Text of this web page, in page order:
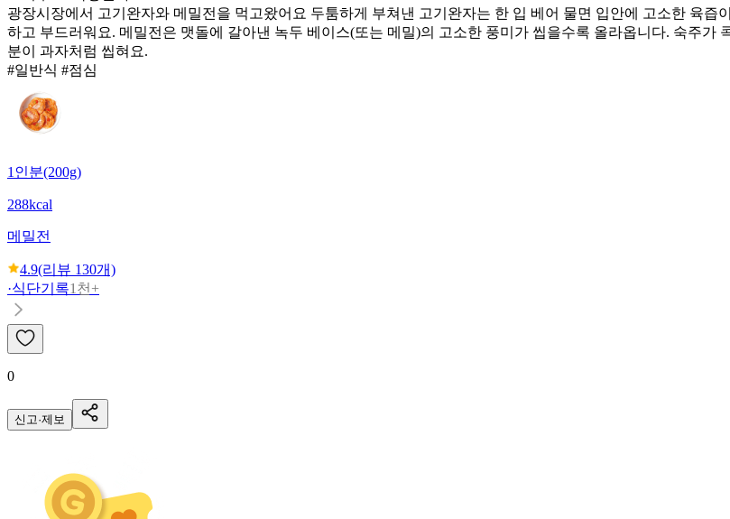
광장시장에서 고기완자와 메밀전을 먹고왔어요 두툼하게 부쳐낸 고기완자는 한 입 베어 물면 입안에 고소한 육
하고 부드러워요. 메밀전은 맷돌에 갈아낸 녹두 베이스(또는 메밀)의 고소한 풍미가 씹을수록 올라옵니다. 숙주
분이 과자처럼 씹혀요.
#일반식 #점심
1인분(200g)
288kcal
메밀전
4.9(리뷰 130개)
·식단기록1천+
0
신고·제보